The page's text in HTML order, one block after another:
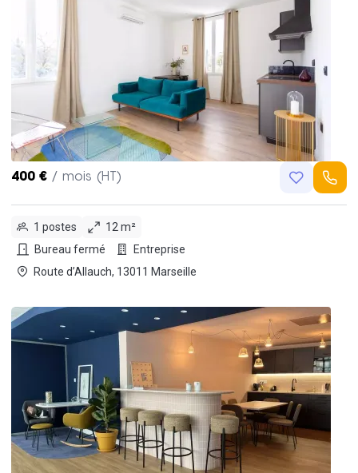
400 € / mois (HT)
1 postes
12 m²
Bureau fermé
Entreprise
Route d’Allauch, 13011 Marseille